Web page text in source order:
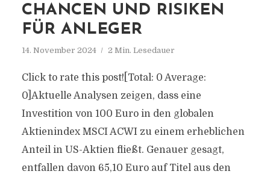
CHANCEN UND RISIKEN
FÜR ANLEGER
14. November 2024 2 Min. Lesedauer
Click to rate this post![Total: 0 Average:
0]Aktuelle Analysen zeigen, dass eine
Investition von 100 Euro in den globalen
Aktienindex MSCI ACWI zu einem erheblichen
Anteil in US-Aktien fließt. Genauer gesagt,
entfallen davon 65,10 Euro auf Titel aus den